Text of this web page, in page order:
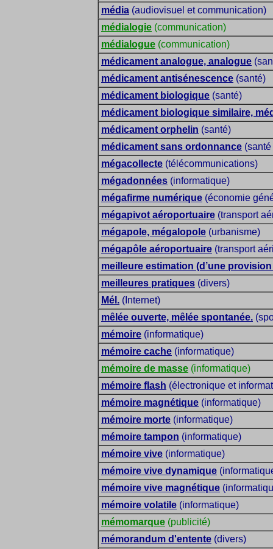
média (audiovisuel et communication)
médialogie (communication)
médialogue (communication)
médicament analogue, analogue
médicament antisénescence (santé)
médicament biologique (santé)
médicament biologique similaire,
médicament orphelin (santé)
médicament sans ordonnance
mégacollecte (télécommunications)
mégadonnées (informatique)
mégafirme numérique (économie
mégapivot aéroportuaire (transport
mégapole, mégalopole (urbanisme)
mégapôle aéroportuaire (transport
meilleure estimation (d’une
meilleures pratiques (divers)
Mél. (Internet)
mêlée ouverte, mêlée spontanée.
mémoire (informatique)
mémoire cache (informatique)
mémoire de masse (informatique)
mémoire flash (électronique et
mémoire magnétique (informatique)
mémoire morte (informatique)
mémoire tampon (informatique)
mémoire vive (informatique)
mémoire vive dynamique
mémoire vive magnétique
mémoire volatile (informatique)
mémomarque (publicité)
mémorandum d'entente (divers)